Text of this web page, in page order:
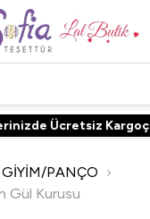
Ücretsiz Kargoç
GİYİM/PANÇO
Gül Kurusu